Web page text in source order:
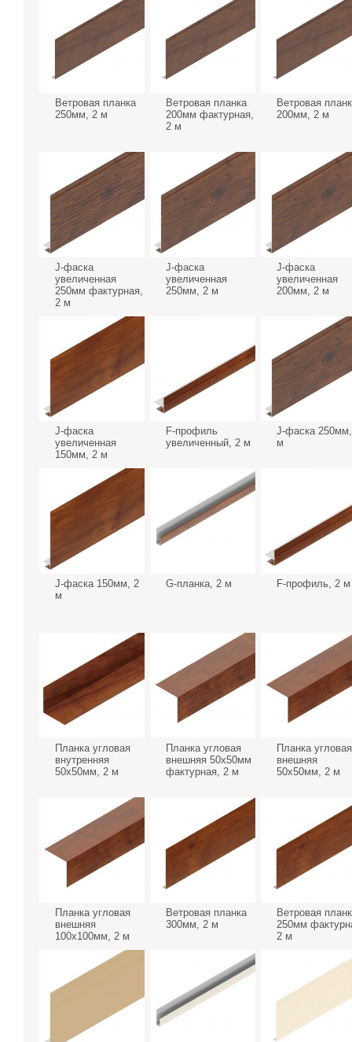
Ветровая планка
250мм, 2 м
Ветровая планка
200мм фактурная,
2 м
Ветровая
200мм, 2 м
J-фаска
увеличенная
250мм фактурная,
2 м
J-фаска
увеличенная
250мм, 2 м
J-фаска
увеличенная
200мм, 2 м
J-фаска
увеличенная
150мм, 2 м
F-профиль
увеличенный, 2 м
J-фаска
м
J-фаска 150мм, 2
м
G-планка, 2 м F-профиль, 2 м
Планка угловая
внутренняя
50х50мм, 2 м
Планка угловая
внешняя 50х50мм
фактурная, 2 м
Планка угловая
внешняя
50х50мм, 2 м
Планка угловая
внешняя
100х100мм, 2 м
Ветровая планка
300мм, 2 м
Ветровая
250мм
2 м